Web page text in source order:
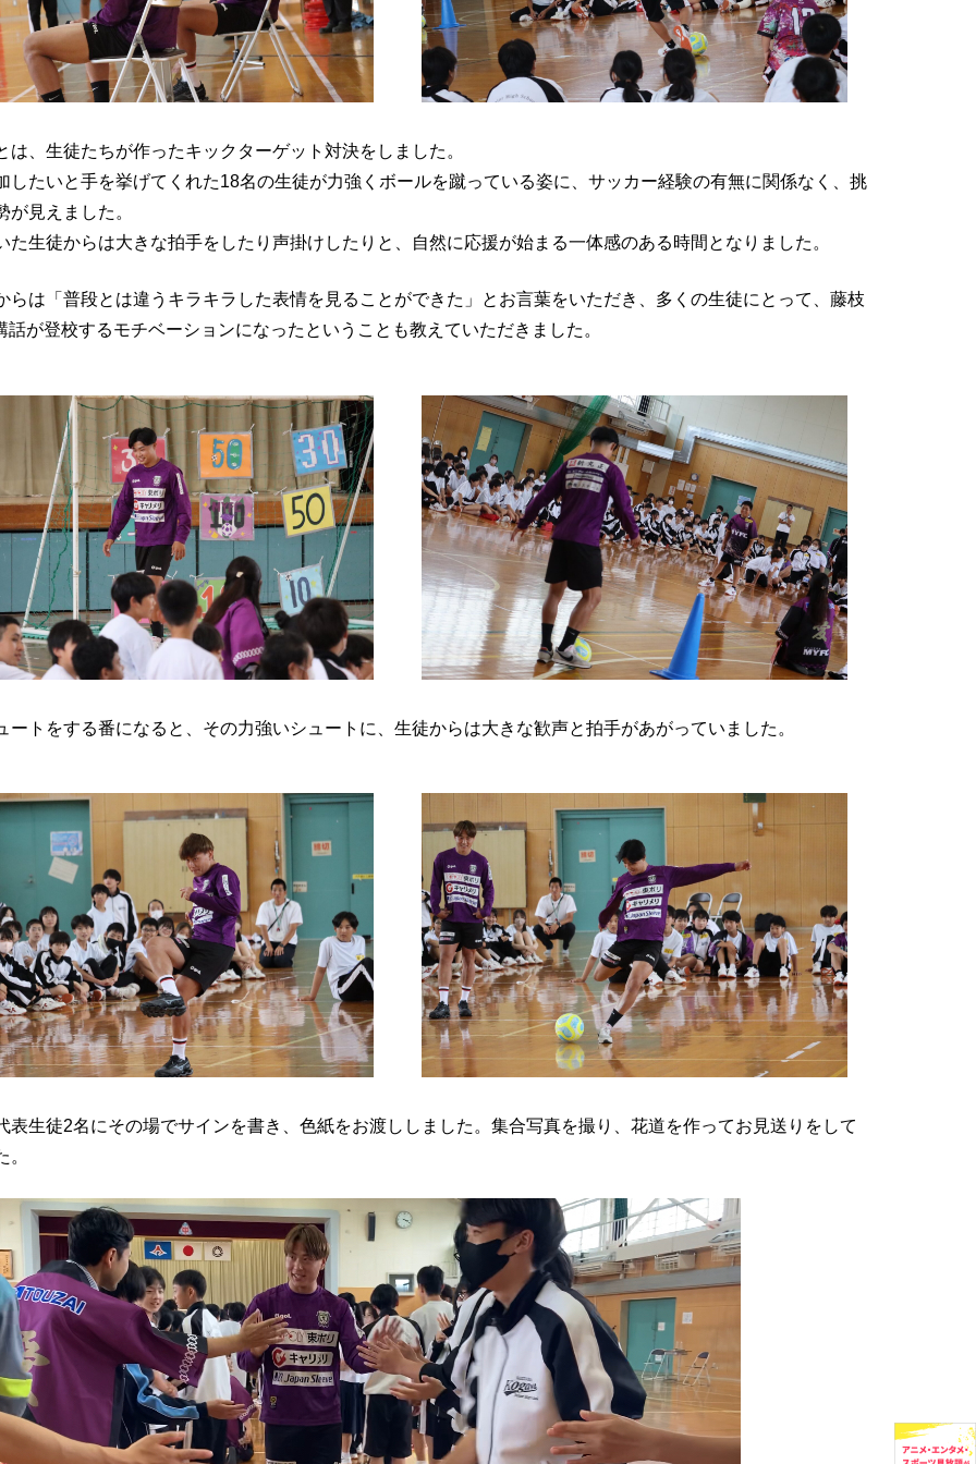
は、生徒たちが作ったキックターゲット対決をしました。
したいと手を挙げてくれた18名の生徒が力強くボールを蹴っている姿に、サッカー経験の有無に関係なく、挑
が見えました。
た生徒からは大きな拍手をしたり声掛けしたりと、自然に応援が始まる一体感のある時間となりました。
らは「普段とは違うキラキラした表情を見ることができた」とお言葉をいただき、多くの生徒にとって、藤枝
話が登校するモチベーションになったということも教えていただきました。
ートをする番になると、その力強いシュートに、生徒からは大きな歓声と拍手があがっていました。
表生徒2名にその場でサインを書き、色紙をお渡ししました。集合写真を撮り、花道を作ってお見送りをして